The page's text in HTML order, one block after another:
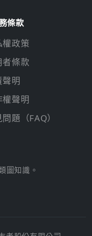
條款
權政策
者條款
聲明
權聲明
題（FAQ）
圖知識。